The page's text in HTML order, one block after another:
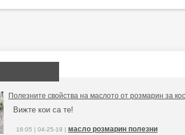
Полезните свойства на маслото от розмарин за
Вижте кои са те!
16:05 | 04-25-19 | масло розмарин полезни